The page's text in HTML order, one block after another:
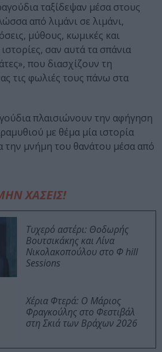
ταξίδεψαν μέσα στους
από λιμάνι σε λιμάνι,
μύθους, κωμικές και
σαν αυτά τα σπάνια
που διασχίζουν τη
τις φωλιές τους πάνω στα
πλαισιώνουν την αφήγηση
με θέμα μία ιστορία
την μνήμη του θανάτου μέσα από
ΧΑΣΕΙΣ!
Τυχερό αστέρι: Θοδωρής
Βουτσικάκης και Λίνα
Νικολακοπούλου στο Φ hill
Sessions
Χέρια Φτερά: Ο Μάριος
Φραγκούλης στο Φεστιβάλ
στη Σκιά των Βράχων 2026